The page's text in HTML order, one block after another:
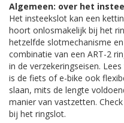
Algemeen: over het
Het insteekslot kan een
hoort onlosmakelijk bij het
hetzelfde slotmechanisme
combinatie van een ART-2
in de verzekeringseisen.
is de fiets of e-bike ook
slaan, mits de lengte
manier van vastzetten.
bij het ringslot.